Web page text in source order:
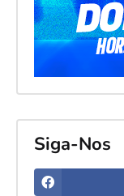
Siga-Nos